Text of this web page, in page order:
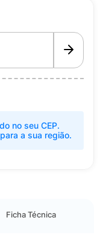
no seu CEP.
a sua região.
Ficha Técnica